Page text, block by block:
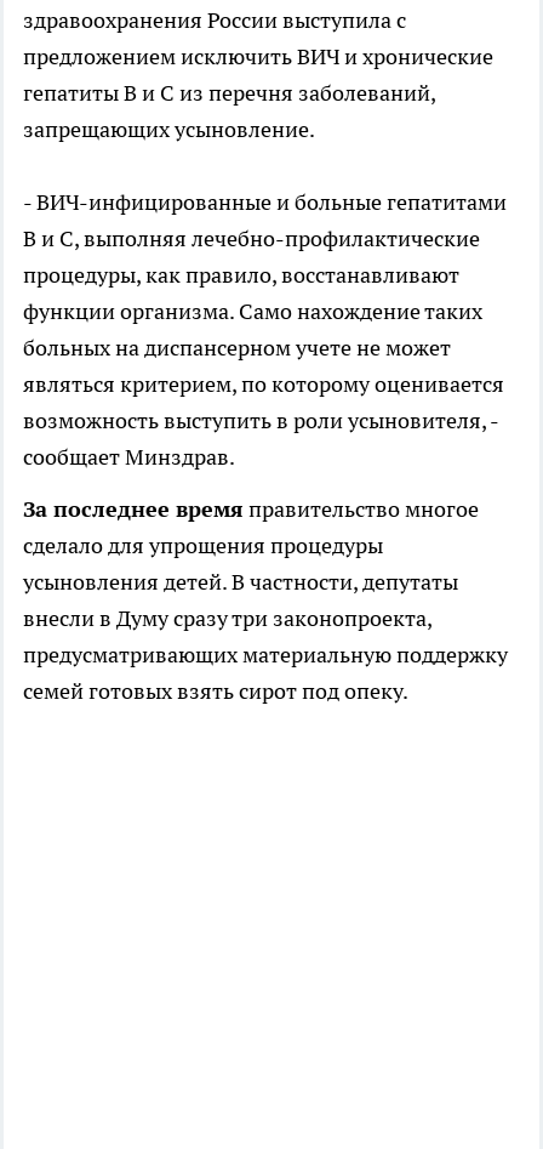
здравоохранения России выступила с
предложением исключить ВИЧ и хронические
гепатиты B и C из перечня заболеваний,
запрещающих усыновление.
- ВИЧ-инфицированные и больные гепатитами
В и С, выполняя лечебно-профилактические
процедуры, как правило, восстанавливают
функции организма. Само нахождение таких
больных на диспансерном учете не может
являться критерием, по которому оценивается
возможность выступить в роли усыновителя, -
сообщает Минздрав.
За последнее время правительство многое
сделало для упрощения процедуры
усыновления детей. В частности, депутаты
внесли в Думу сразу три законопроекта,
предусматривающих материальную поддержку
семей готовых взять сирот под опеку.